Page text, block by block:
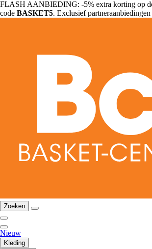
FLASH AANBIEDING: -5% extra korting op
code BASKET5. Exclusief partneraanbiedingen
Zoeken
Nieuw
Kleding